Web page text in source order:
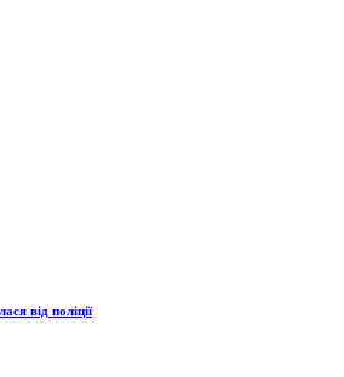
від поліції